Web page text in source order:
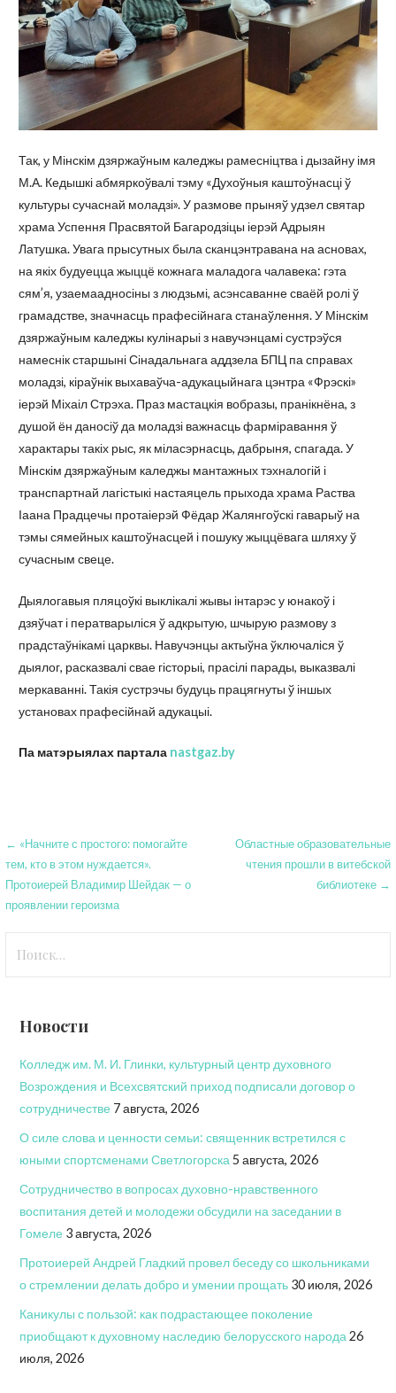
Так, у Мінскім дзяржаўным каледжы рамесніцтва і дызайну імя
М.А. Кедышкі абмяркоўвалі тэму «Духоўныя каштоўнасці ў
культуры сучаснай моладзі». У размове прыняў удзел святар
храма Успення Прасвятой Багародзіцы іерэй Адрыян
Латушка. Увага прысутных была сканцэнтравана на асновах,
на якіх будуецца жыццё кожнага маладога чалавека: гэта
сям’я, узаемаадносіны з людзьмі, асэнсаванне сваёй ролі ў
грамадстве, значнасць прафесійнага станаўлення. У Мінскім
дзяржаўным каледжы кулінарыі з навучэнцамі сустрэўся
намеснік старшыні Сінадальнага аддзела БПЦ па справах
моладзі, кіраўнік выхаваўча-адукацыйнага цэнтра «Фрэскі»
іерэй Міхаіл Стрэха. Праз мастацкія вобразы, пранікнёна, з
душой ён даносіў да моладзі важнасць фарміравання ў
характары такіх рыс, як міласэрнасць, дабрыня, спагада. У
Мінскім дзяржаўным каледжы мантажных тэхналогій і
транспартнай лагістыкі настаяцель прыхода храма Раства
Іаана Прадцечы протаіерэй Фёдар Жалянгоўскі гаварыў на
тэмы сямейных каштоўнасцей і пошуку жыццёвага шляху ў
сучасным свеце.
Дыялогавыя пляцоўкі выклікалі жывы інтарэс у юнакоў і
дзяўчат і ператварыліся ў адкрытую, шчырую размову з
прадстаўнікамі царквы. Навучэнцы актыўна ўключаліся ў
дыялог, расказвалі свае гісторыі, прасілі парады, выказвалі
меркаванні. Такія сустрэчы будуць працягнуты ў іншых
установах прафесійнай адукацыі.
Па матэрыялах партала nastgaz.by
Навигация
по
записям
← «Начните с простого: помогайте
тем, кто в этом нуждается».
Протоиерей Владимир Шейдак — о
проявлении героизма
Областные образовательные
чтения прошли в витебской
библиотеке →
Новости
Колледж им. М. И. Глинки, культурный центр духовного
Возрождения и Всехсвятский приход подписали договор о
сотрудничестве 7 августа, 2026
О силе слова и ценности семьи: священник встретился с
юными спортсменами Светлогорска 5 августа, 2026
Сотрудничество в вопросах духовно-нравственного
воспитания детей и молодежи обсудили на заседании в
Гомеле 3 августа, 2026
Протоиерей Андрей Гладкий провел беседу со школьниками
о стремлении делать добро и умении прощать 30 июля, 2026
Каникулы с пользой: как подрастающее поколение
приобщают к духовному наследию белорусского народа 26
июля, 2026